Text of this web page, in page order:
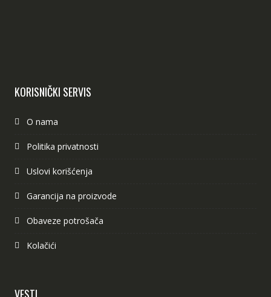
KORISNIČKI SERVIS
O nama
Politika privatnosti
Uslovi korišćenja
Garancija na proizvode
Obaveze potrošača
Kolačići